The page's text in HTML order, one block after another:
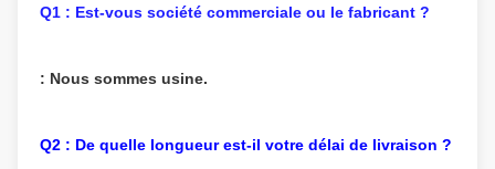
Q1 : Est-vous société commerciale ou le fabricant ?
: Nous sommes usine.
Q2 : De quelle longueur est-il votre délai de livraison ?